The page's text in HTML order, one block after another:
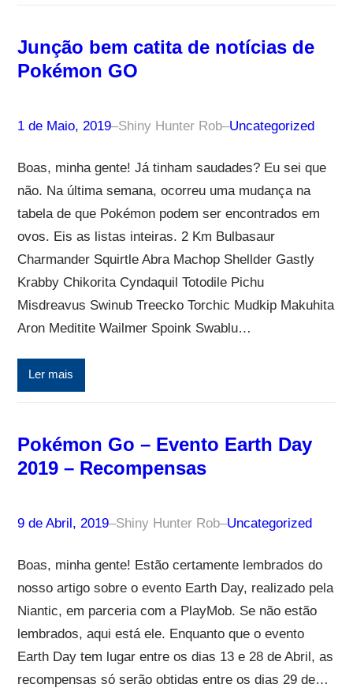
Junção bem catita de notícias de
Pokémon GO
1 de Maio, 2019–Shiny Hunter Rob–Uncategorized
Boas, minha gente! Já tinham saudades? Eu sei que
não. Na última semana, ocorreu uma mudança na
tabela de que Pokémon podem ser encontrados em
ovos. Eis as listas inteiras. 2 Km Bulbasaur
Charmander Squirtle Abra Machop Shellder Gastly
Krabby Chikorita Cyndaquil Totodile Pichu
Misdreavus Swinub Treecko Torchic Mudkip Makuhita
Aron Meditite Wailmer Spoink Swablu…
Ler mais
Pokémon Go – Evento Earth Day
2019 – Recompensas
9 de Abril, 2019–Shiny Hunter Rob–Uncategorized
Boas, minha gente! Estão certamente lembrados do
nosso artigo sobre o evento Earth Day, realizado pela
Niantic, em parceria com a PlayMob. Se não estão
lembrados, aqui está ele. Enquanto que o evento
Earth Day tem lugar entre os dias 13 e 28 de Abril, as
recompensas só serão obtidas entre os dias 29 de…